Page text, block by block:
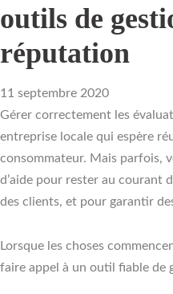
outils de
réputation
11 septembre 2020
Gérer correctement les
entreprise locale qui espère
consommateur. Mais parfois,
d’aide pour rester au courant
des clients, et pour garantir
Lorsque les choses
faire appel à un outil fiable de